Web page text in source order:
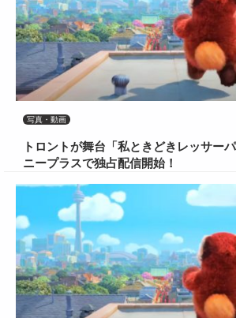
写真・動画
トロントが舞台「私ときどきレッサー
ニープラスで独占配信開始！